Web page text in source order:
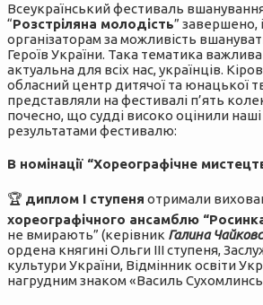
Всеукраїнський фестиваль
“Розстріляна молодість” завершено,
організаторам за можливість
Героїв України. Така тематика важлива
актуальна для всіх нас, українців.
обласний центр дитячої та юнацької
представляли на фестивалі п’ять
почесно, що судді високо оцінили
результатами фестивалю:
В номінації “Хореографічне
🏆 диплом І ступеня отримали
хореографічного ансамблю
не вмирають” (керівник Галина
ордена княгині Ольги III ступеня,
культури України, Відмінник освіти
нагрудним знаком «Василь